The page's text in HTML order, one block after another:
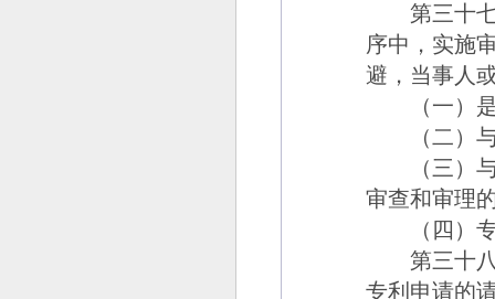
第三十
序中，实施
避，当事人
（一）是
（二）与
（三）与
审查和审理
（四）专
第三十
专利申请的